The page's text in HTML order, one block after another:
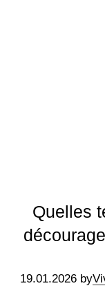
Quelles
19.01.2026 by